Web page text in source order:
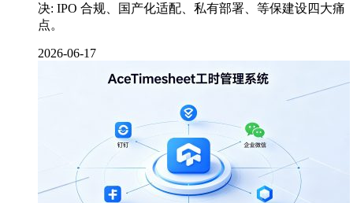
决: IPO 合规、国产化适配、私有部署、等保建设四大痛
点。
2026-06-17